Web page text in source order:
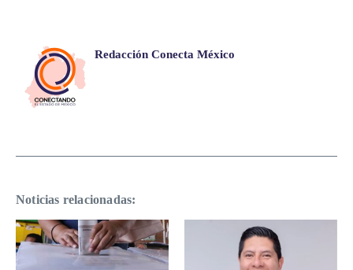
Redacción Conecta México
Noticias relacionadas: